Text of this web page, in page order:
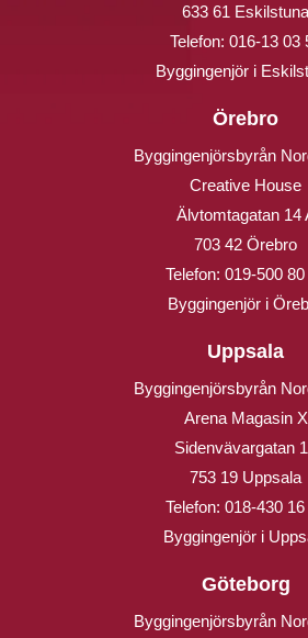
633 61 Eskilstuna
Telefon: 016-13 03
Byggingenjör i
Örebro
Byggingenjörsbyrån
Creative House
Älvtomtagatan 14
703 42 Örebro
Telefon: 019-500 80
Byggingenjör i
Uppsala
Byggingenjörsbyrån
Arena Magasin X
Sidenvävargatan
753 19 Uppsala
Telefon: 018-430 16
Byggingenjör i
Göteborg
Byggingenjörsbyrån